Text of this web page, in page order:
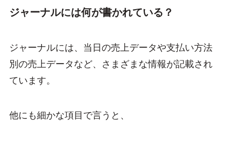
ジャーナルには何が書かれている？
ジャーナルには、当日の売上データや支払い方法
別の売上データなど、さまざまな情報が記載され
ています。
他にも細かな項目で言うと、